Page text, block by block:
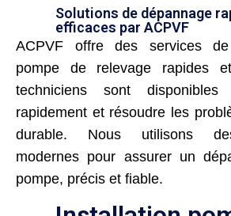
Solutions de dépannage
efficaces par ACPVF
ACPVF offre des services
pompe de relevage rapides
techniciens sont
rapidement et résoudre les
durable. Nous utilisons
modernes pour assurer un
pompe, précis et fiable.